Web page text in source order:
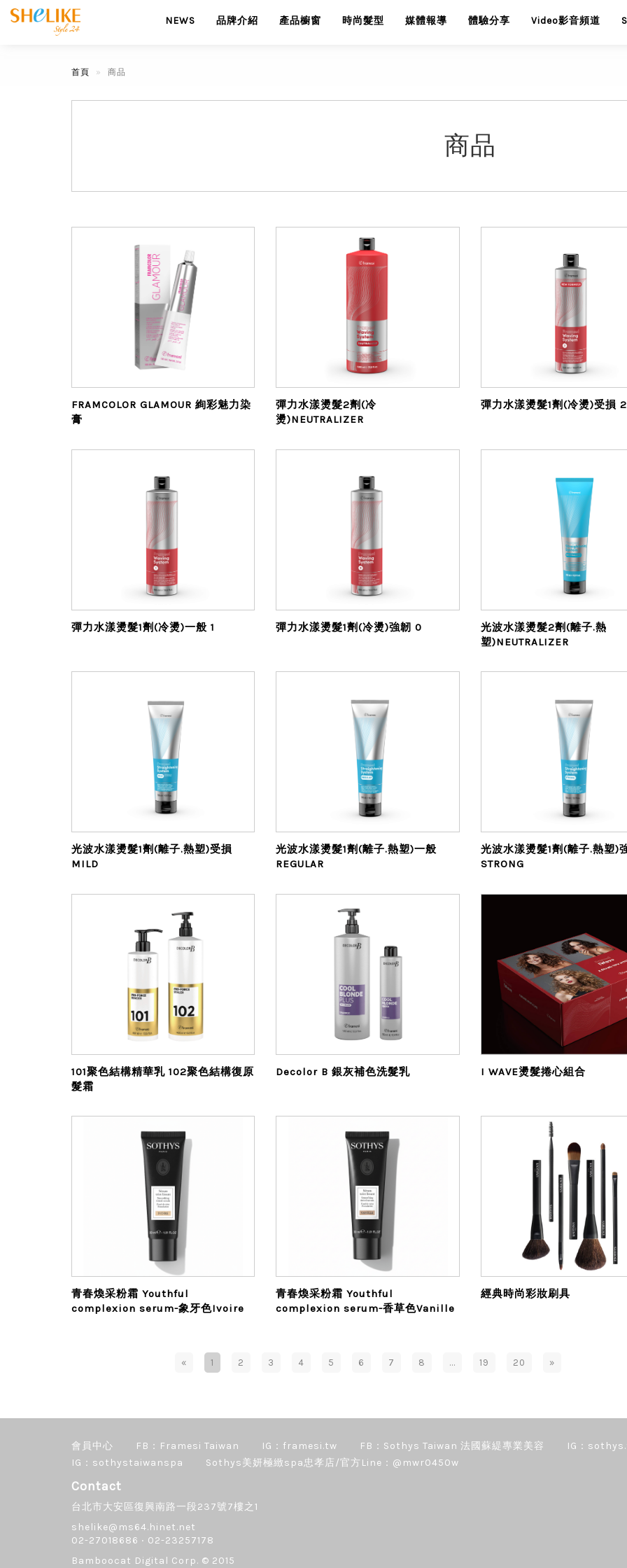
NEWS 品牌介紹 產品櫥窗 時尚髮型 媒體報導 體驗分享 Video影音頻道
首頁 商品
商品
FRAMCOLOR GLAMOUR 絢彩魅力染
膏
彈力水漾燙髮2劑(冷
燙)NEUTRALIZER
彈力水漾燙髮1劑(冷燙)受損 2
彈力水漾燙髮1劑(冷燙)一般 1 彈力水漾燙髮1劑(冷燙)強韌 0
光波水漾燙髮2劑(離子.熱
塑)NEUTRALIZER
光波水漾燙髮1劑(離子.熱塑)受損
MILD
光波水漾燙髮1劑(離子.熱塑)一般
REGULAR
光波水漾燙髮1劑(離子.熱塑)
STRONG
101聚色結構精華乳 102聚色結構復原
髮霜
Decolor B 銀灰補色洗髮乳 I WAVE燙髮捲心組合
青春煥采粉霜 Youthful
complexion serum-象牙色Ivoire
青春煥采粉霜 Youthful
complexion serum-香草色Vanille
經典時尚彩妝刷具
« 1 2 3 4 5 6 7 8 ... 19 20 »
會員中心 FB：Framesi Taiwan IG：framesi.tw FB：Sothys Taiwan 法國蘇緹專業美容
IG：
IG：sothystaiwanspa
Sothys美妍極緻spa忠孝店/官方Line：@mwr0450w
Contact
台北市大安區復興南路一段237號7樓之1
shelike@ms64.hinet.net
02-27018686 ‧ 02-23257178
Bamboocat Digital Corp. © 2015